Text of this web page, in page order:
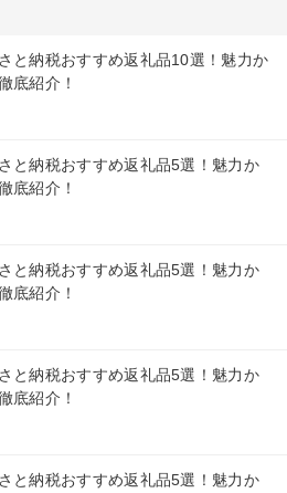
と納税おすすめ返礼品10選！魅力か
底紹介！
と納税おすすめ返礼品5選！魅力か
底紹介！
と納税おすすめ返礼品5選！魅力か
底紹介！
と納税おすすめ返礼品5選！魅力か
底紹介！
と納税おすすめ返礼品5選！魅力か